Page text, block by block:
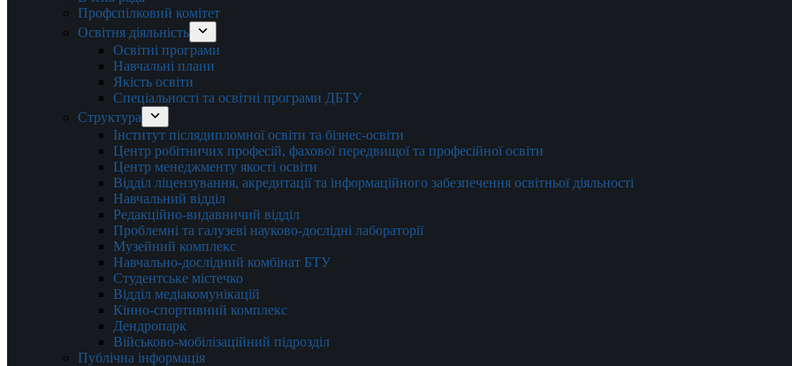
Профспілковий комітет
Освітня діяльність
Освітні програми
Навчальні плани
Якість освіти
Спеціальності та освітні програми ДБТУ
Структура
Інститут післядипломної освіти та бізнес-освіти
Центр робітничих професій, фахової передвищої та професійної освіти
Центр менеджменту якості освіти
Відділ ліцензування, акредитації та інформаційного забезпечення освітньої діяльності
Навчальний відділ
Редакційно-видавничий відділ
Проблемні та галузеві науково-дослідні лабораторії
Музейний комплекс
Навчально-дослідний комбінат БТУ
Студентське містечко
Відділ медіакомунікацій
Кінно-спортивний комплекс
Дендропарк
Військово-мобілізаційний підрозділ
Публічна інформація